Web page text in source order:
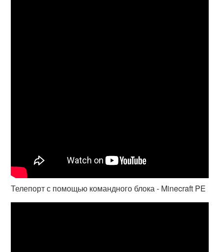
Телепорт с помощью командного блока - Minecraft PE